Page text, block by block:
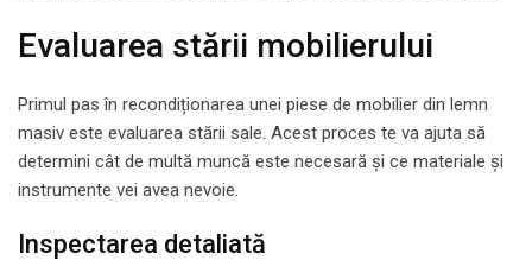
Evaluarea stării mobilierului
Primul pas în recondiționarea unei piese de mobilier din lemn
masiv este evaluarea stării sale. Acest proces te va ajuta să
determini cât de multă muncă este necesară și ce materiale și
instrumente vei avea nevoie.
Inspectarea detaliată